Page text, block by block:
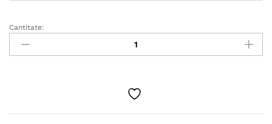
Lapte
praf
vitaminizat
Cantitate: